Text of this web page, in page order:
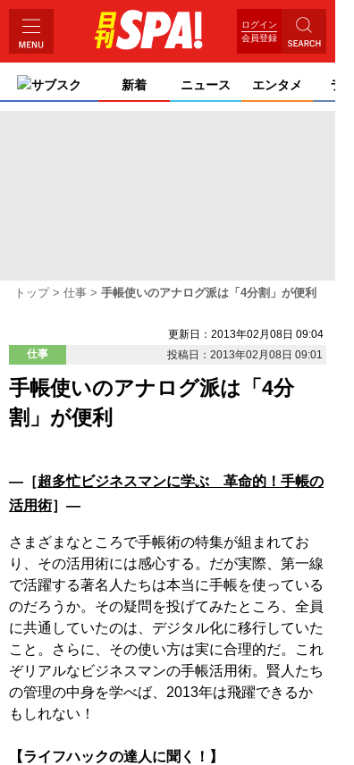
ログイン
会員登録
サブスク 新着 ニュース エンタメ ライ
トップ 仕事 手帳使いのアナログ派は「4分割」が便利
更新日：2013年02月08日 09:04
仕事
投稿日：2013年02月08日 09:01
手帳使いのアナログ派は「4分
割」が便利
―［超多忙ビジネスマンに学ぶ 革命的！手帳の
活用術］―
さまざまなところで手帳術の特集が組まれてお
り、その活用術には感心する。だが実際、第一線
で活躍する著名人たちは本当に手帳を使っている
のだろうか。その疑問を投げてみたところ、全員
に共通していたのは、デジタル化に移行していた
こと。さらに、その使い方は実に合理的だ。これ
ぞリアルなビジネスマンの手帳活用術。賢人たち
の管理の中身を学べば、2013年は飛躍できるか
もしれない！
【ライフハックの達人に聞く！】